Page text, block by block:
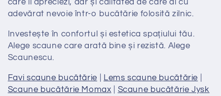
care îl apreciezi, dar și calitatea de care ai cu
adevărat nevoie într-o bucătărie folosită zilnic.
Investește în confortul și estetica spațiului tău.
Alege scaune care arată bine și rezistă. Alege
Scaunescu.
Favi scaune bucătărie Lems scaune bucătărie
Scaune bucătărie Momax
Scaune bucătărie Jysk